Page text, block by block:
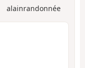
alainrandonnée